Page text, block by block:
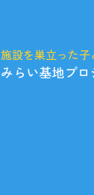
施設を巣立った子
みらい基地プロ